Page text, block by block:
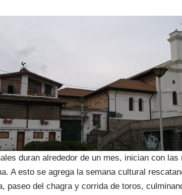
duran alrededor de un mes, inician con
A esto se agrega la semana cultural
paseo del chagra y corrida de toros,